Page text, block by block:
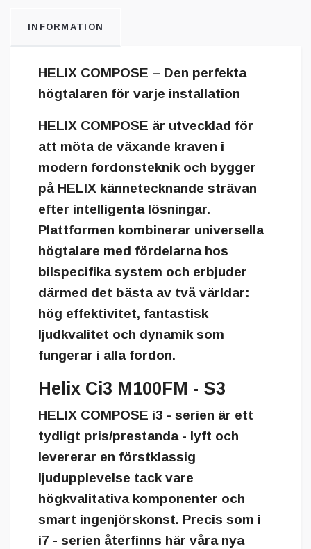
INFORMATION
HELIX COMPOSE – Den perfekta
högtalaren för varje installation
HELIX COMPOSE är utvecklad för
att möta de växande kraven i
modern fordonsteknik och bygger
på HELIX kännetecknande strävan
efter intelligenta lösningar.
Plattformen kombinerar universella
högtalare med fördelarna hos
bilspecifika system och erbjuder
därmed det bästa av två världar:
hög effektivitet, fantastisk
ljudkvalitet och dynamik som
fungerar i alla fordon.
Helix Ci3 M100FM - S3
HELIX COMPOSE i3 - serien är ett
tydligt pris/prestanda - lyft och
levererar en förstklassig
ljudupplevelse tack vare
högkvalitativa komponenter och
smart ingenjörskonst. Precis som i
i7 - serien återfinns här våra nya